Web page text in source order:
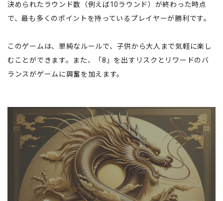
決められたラウンド数（例えば10ラウンド）が終わった時点
で、最も多くのポイントを持っているプレイヤーが勝利です。
このゲームは、単純なルールで、子供から大人まで気軽に楽し
むことができます。また、「8」を出すリスクとリワードのバ
ランスがゲームに興奮を加えます。